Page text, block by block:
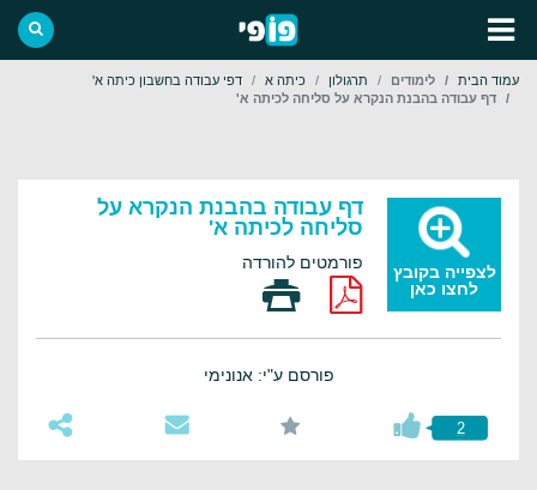
עמוד הבית לימודים תרגולון כיתה א
דפי עבודה בחשבון כיתה א'
דף עבודה בהבנת הנקרא על סליחה לכיתה א'
לצפייה בקובץ
לחצו כאן
דף עבודה בהבנת הנקרא על
סליחה לכיתה א'
פורמטים להורדה
פורסם ע"י: אנונימי
2